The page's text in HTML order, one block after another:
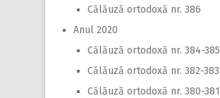
Călăuză ortodoxă nr. 386
Anul 2020
Călăuză ortodoxă nr. 384-385
Călăuză ortodoxă nr. 382-383
Călăuză ortodoxă nr. 380-381